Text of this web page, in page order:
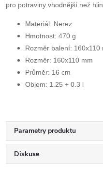
pro potraviny vhodnější než
Materiál: Nerez
Hmotnost: 470 g
Rozměr balení: 160x110
Rozměr: 160x110 mm
Průměr: 16 cm
Objem: 1.25 + 0.3 l
Parametry produktu
Diskuse